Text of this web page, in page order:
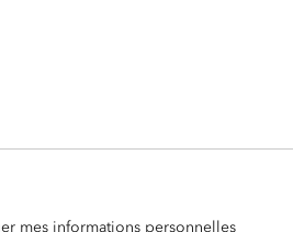
mes informations personnelles